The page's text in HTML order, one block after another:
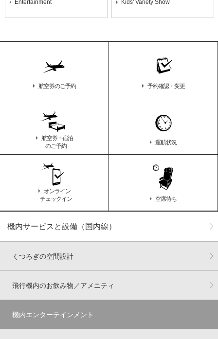
Entertainment Kids' Variety Show
機内サービスと設備（国内線）
くつろぎの空間設計
飛行機内のお飲み物／アメニティ
機内エンターテインメント
航空券のご予約 予約確認・変更
航空券 + 宿泊
のご予約
運航状況
オンライン
チェックイン
空席待ち